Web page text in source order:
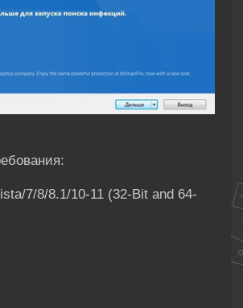
7/8/8.1/10-11 (32-Bit and 64-